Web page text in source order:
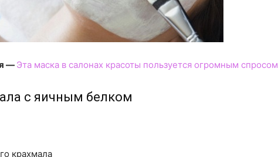
— Эта маска в салонах красоты пользуется огромным спросом
с яичным белком
крахмала